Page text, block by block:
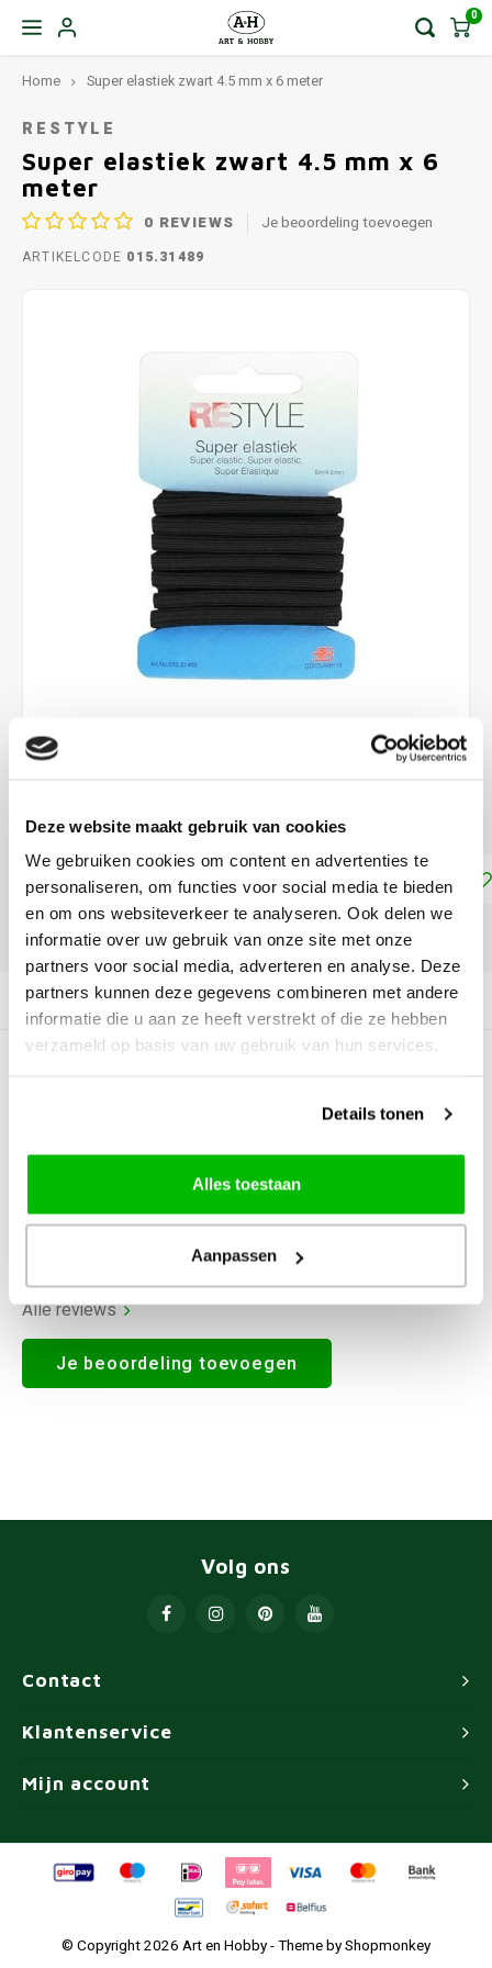
Deze website maakt gebruik van cookies
We gebruiken cookies om content en advertenties te
personaliseren, om functies voor social media te bieden
en om ons websiteverkeer te analyseren. Ook delen we
informatie over uw gebruik van onze site met onze
partners voor social media, adverteren en analyse. Deze
partners kunnen deze gegevens combineren met andere
informatie die u aan ze heeft verstrekt of die ze hebben
verzameld op basis van uw gebruik van hun services.
Details tonen
Alles toestaan
Aanpassen
0
Home Super elastiek zwart 4.5 mm x 6 meter
RESTYLE
Super elastiek zwart 4.5 mm x 6
meter
0 REVIEWS Je beoordeling toevoegen
ARTIKELCODE 015.31489
DIRECT LEVERBAAR
Toevoegen aan winkelwagen
DELEN:
Productomschrijving
Alle reviews
Je beoordeling toevoegen
Contact
Volg ons
Klantenservice
Mijn account
© Copyright 2026 Art en Hobby - Theme byShopmonkey